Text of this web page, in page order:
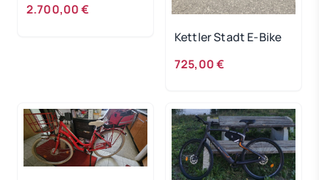
2.700,00 €
Kettler Stadt E-Bike
725,00 €